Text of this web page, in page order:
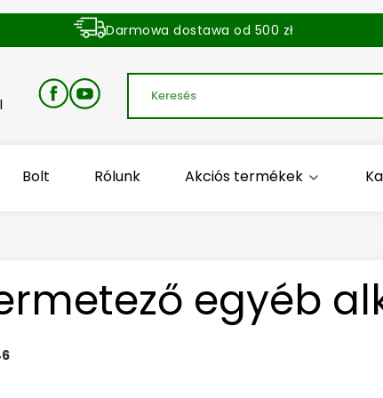
Darmowa dostawa od 500 zł
Bolt Rólunk Akciós termékek
egyéb